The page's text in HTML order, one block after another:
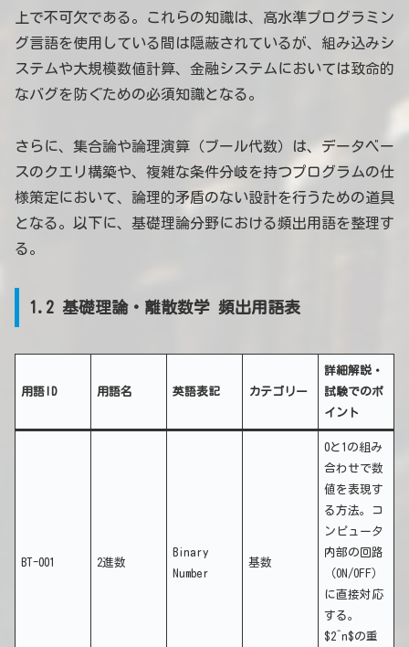
上で不可欠である。これらの知識は、高水準プログラミン
グ言語を使用している間は隠蔽されているが、組み込みシ
ステムや大規模数値計算、金融システムにおいては致命的
なバグを防ぐための必須知識となる。
さらに、集合論や論理演算（ブール代数）は、データベー
スのクエリ構築や、複雑な条件分岐を持つプログラムの仕
様策定において、論理的矛盾のない設計を行うための道具
となる。以下に、基礎理論分野における頻出用語を整理す
る。
1.2 基礎理論・離散数学 頻出用語表
用語ID 用語名 英語表記 カテゴリー
詳細解説・
試験でのポ
イント
BT-001 2進数
Binary
Number
基数
0と1の組み
合わせで数
値を表現す
る方法。コ
ンピュータ
内部の回路
（ON/OFF）
に直接対応
する。
$2^n$の重